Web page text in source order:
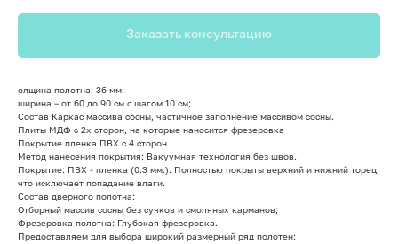
Заказать консультацию
олщина полотна: 36 мм.
ширина – от 60 до 90 см с шагом 10 см;
Состав Каркас массива сосны, частичное заполнение массивом сосны.
Плиты МДФ с 2х сторон, на которые наносится фрезеровка
Покрытие пленка ПВХ с 4 сторон
Метод нанесения покрытия: Вакуумная технология без швов.
Покрытие: ПВХ - пленка (0.3 мм.). Полностью покрыты верхний и нижний торец,
что исключает попадание влаги.
Состав дверного полотна:
Отборный массив сосны без сучков и смоляных карманов;
Фрезеровка полотна: Глубокая фрезеровка.
Предоставляем для выбора широкий размерный ряд полотен: